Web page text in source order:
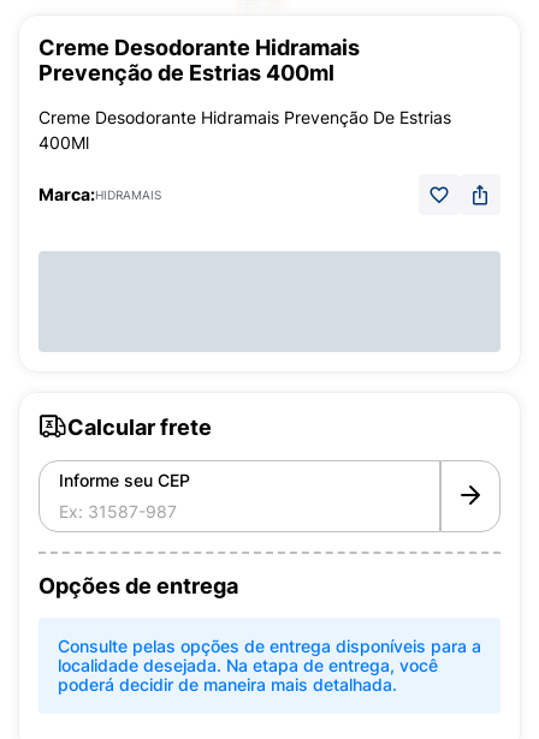
Creme Desodorante Hidramais
Prevenção de Estrias 400ml
Creme Desodorante Hidramais Prevenção De Estrias
400Ml
Marca:HIDRAMAIS
Calcular frete
Informe seu CEP
Opções de entrega
Consulte pelas opções de entrega disponíveis para a
localidade desejada. Na etapa de entrega, você
poderá decidir de maneira mais detalhada.